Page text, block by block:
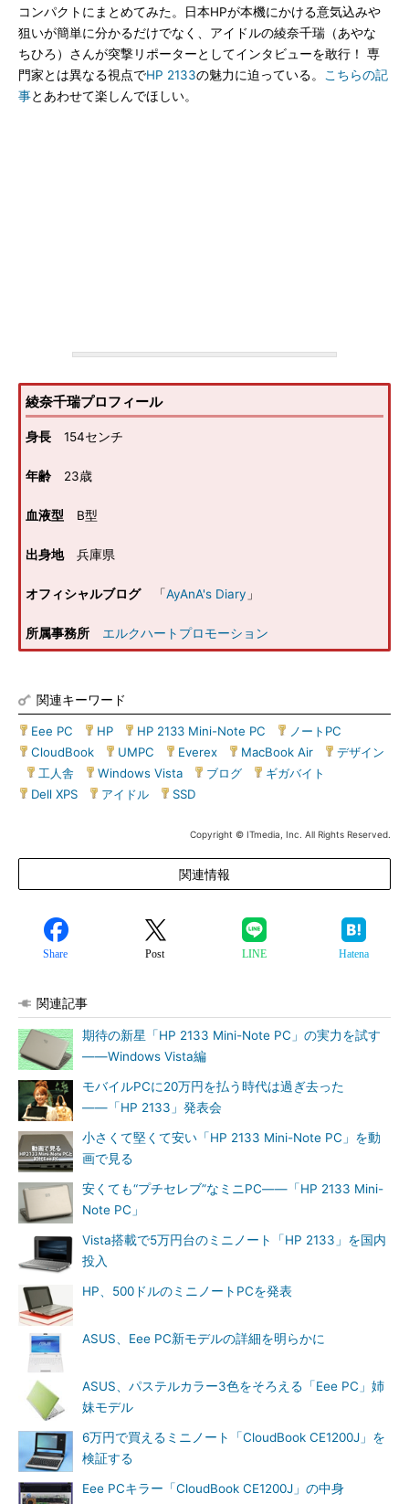
コンパクトにまとめてみた。日本HPが本機にかける意気込みや
狙いが簡単に分かるだけでなく、アイドルの綾奈千瑞（あやな
ちひろ）さんが突撃リポーターとしてインタビューを敢行！ 専
門家とは異なる視点でHP 2133の魅力に迫っている。
こちらの記
事とあわせて楽しんでほしい。
綾奈千瑞プロフィール
身長 154センチ
年齢 23歳
血液型 B型
出身地兵庫県
オフィシャルブログ「AyAnA's Diary 」
所属事務所 エルクハートプロモーション
関連キーワード
Eee PC HP HP 2133 Mini-Note PC ノートPC
CloudBook
UMPC Everex MacBook Air
デザイン
工人舎 Windows Vista ブログ ギガバイト
Dell XPS
アイドル SSD
Copyright © ITmedia, Inc. All Rights Reserved.
関連情報
Share Post LINE Hatena
関連記事
期待の新星「HP 2133 Mini-Note PC」の実力を試す
――Windows Vista編
モバイルPCに20万円を払う時代は過ぎ去った
――「HP 2133」発表会
小さくて堅くて安い「HP 2133 Mini-Note PC」を動
画で見る
安くても“プチセレブ”なミニPC――「HP 2133 Mini-
Note PC」
Vista搭載で5万円台のミニノート「HP 2133」を国内
投入
HP、500ドルのミニノートPCを発表
ASUS、Eee PC新モデルの詳細を明らかに
ASUS、パステルカラー3色をそろえる「Eee PC」姉
妹モデル
6万円で買えるミニノート「CloudBook CE1200J」を
検証する
Eee PCキラー「CloudBook CE1200J」の中身